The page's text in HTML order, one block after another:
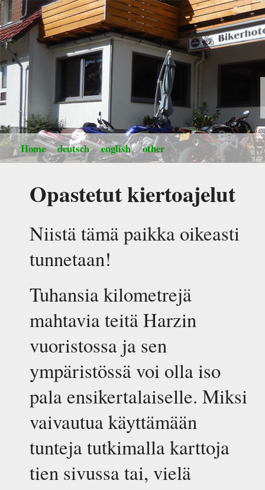
Home deutsch english other
Opastetut kiertoajelut
Niistä tämä paikka oikeasti
tunnetaan!
Tuhansia kilometrejä
mahtavia teitä Harzin
vuoristossa ja sen
ympäristössä voi olla iso
pala ensikertalaiselle. Miksi
vaivautua käyttämään
tunteja tutkimalla karttoja
tien sivussa tai, vielä